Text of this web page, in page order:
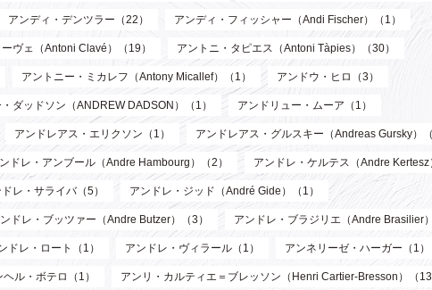
アンディ・デンツラー（22） アンディ・フィッシャー（Andi Fischer）（1）
ヴェ（Antoni Clavé）（19） アントニ・タピエス（Antoni Tàpies）（30）
アントニー・ミカレフ（Antony Micallef）（1） アンドウ・ヒロ（3）
ダッドソン（ANDREW DADSON）（1） アンドリュー・ムーア（1）
アンドレアス・エリクソン（1） アンドレアス・グルスキー（Andreas Gursky）
ドレ・アンブール（Andre Hambourg）（2） アンドレ・ケルテス（Andre
レ・サライバ（5） アンドレ・ジッド（André Gide）（1）
ドレ・ブッツァー（Andre Butzer）（3） アンドレ・ブラジリエ（Andre Brasilier
ドレ・ロート（1） アンドレ・ヴィラール（1） アンネリーゼ・ハーガー（1）
ヘル・ボテロ（1） アンリ・カルティエ＝ブレッソン（Henri Cartier-Bresson）（